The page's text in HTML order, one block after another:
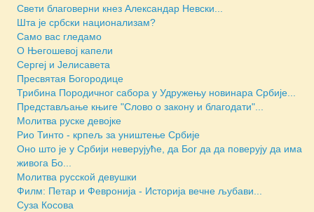
Свети благоверни кнез Александар Невски...
Шта је србски национализам?
Само вас гледамо
О Његошевој капели
Сергеј и Јелисавета
Пресвятая Богородице
Трибина Породичног сабора у Удружењу новинара Србије...
Представљање књиге "Слово о закону и благодати"...
Молитва руске девојке
Рио Тинто - крпељ за уништење Србије
Оно што је у Србији неверујуће, да Бог да да поверују да има
живога Бо...
Молитва русской девушки
Филм: Петар и Февронија - Историја вечне љубави...
Суза Косова